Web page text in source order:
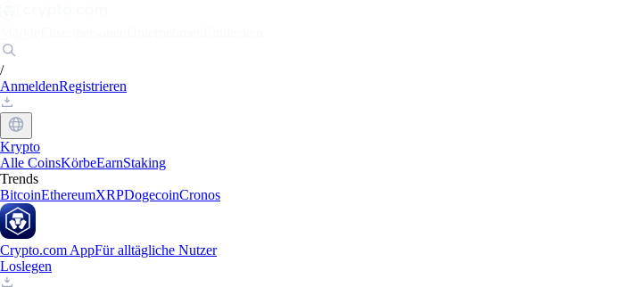
/
AnmeldenRegistrieren
Krypto
Alle CoinsKörbeEarnStaking
Trends
BitcoinEthereumXRPDogecoinCronos
Crypto.com AppFür alltägliche Nutzer
Loslegen